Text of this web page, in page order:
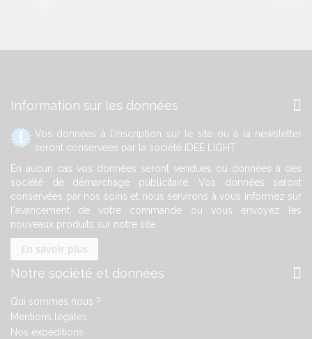
Information sur les données
Vos données à l'inscription sur le site ou à la newsletter
seront conservées par la société IDEE LIGHT
En aucun cas vos données seront vendues ou données à des
société de démarchage publicitaire. Vos données seront
conservées par nos soins et nous servirons à vous informez sur
l'avancement de votre commande ou vous envoyez les
nouveaux produits sur notre site.
En savoir plus
Notre société et données
Qui sommes nous ?
Mentions légales
Nos expéditions